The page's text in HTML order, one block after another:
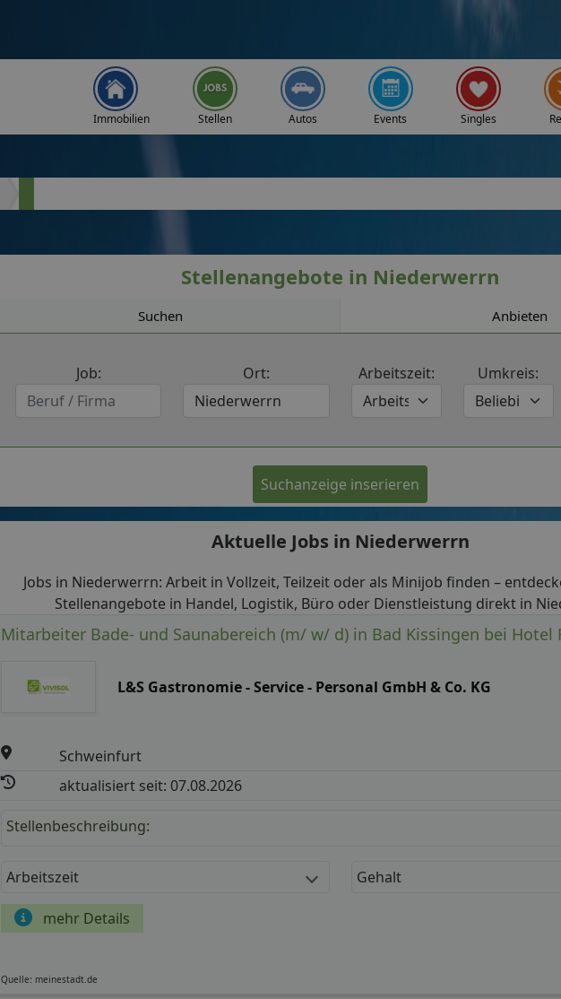
Immobilien Stellen Autos Events Singles
Stellenangebote in Niederwerrn
Suchen Anbieten
Job: Ort: Arbeitszeit: Umkreis:
Suchanzeige inserieren
Aktuelle Jobs in Niederwerrn
Jobs in Niederwerrn: Arbeit in Vollzeit, Teilzeit oder als Minijob finden –
Stellenangebote in Handel, Logistik, Büro oder Dienstleistung direkt in
Mitarbeiter Bade- und Saunabereich (m/ w/ d) in Bad Kissingen bei Hotel
L&S Gastronomie - Service - Personal GmbH & Co. KG
Schweinfurt
aktualisiert seit: 07.08.2026
Stellenbeschreibung:
Arbeitszeit Gehalt
mehr Details
Quelle: meinestadt.de